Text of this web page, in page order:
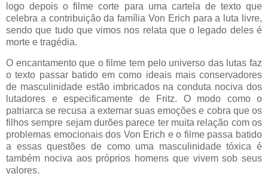
logo depois o filme corte para uma cartela de texto que
celebra a contribuição da família Von Erich para a luta livre,
sendo que tudo que vimos nos relata que o legado deles é
morte e tragédia.
O encantamento que o filme tem pelo universo das lutas faz
o texto passar batido em como ideais mais conservadores
de masculinidade estão imbricados na conduta nociva dos
lutadores e especificamente de Fritz. O modo como o
patriarca se recusa a externar suas emoções e cobra que os
filhos sempre sejam durões parece ter muita relação com os
problemas emocionais dos Von Erich e o filme passa batido
a essas questões de como uma masculinidade tóxica é
também nociva aos próprios homens que vivem sob seus
valores.